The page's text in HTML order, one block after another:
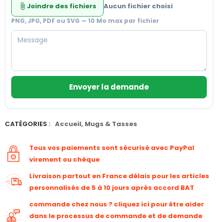
attach_file Joindre des fichiers Aucun fichier choisi
PNG, JPG, PDF ou SVG — 10 Mo max par fichier
Envoyer la demande
CATÉGORIES : Accueil, Mugs & Tasses
Tous vos paiements sont sécurisé avec PayPal
virement ou chèque
Livraison partout en France délais pour les articles
personnalisés de 5 à 10 jours après accord BAT
commande chez nous ? cliquez ici pour être aider
dans le processus de commande et de demande